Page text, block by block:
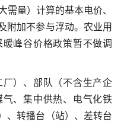
需量）计算的基本电价、
附加不参与浮动。农业用
峰谷价格政策暂不做调
）、部队（不含生产企
、集中供热、电气化铁
、转播台（站）、差转台